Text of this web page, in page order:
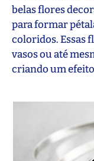
belas flores
para formar
coloridos. Essas
vasos ou até
criando um